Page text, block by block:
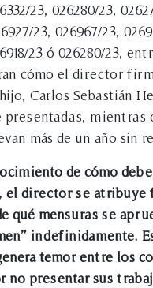
23, 026280/23,
23, 026967/23,
23 ó 026280/23,
cómo el director
Carlos Sebastián
presentadas, mientras
más de un año sin
de cómo
el director se atribuye
qué mensuras se
indefinidamente.
temor entre los
no presentar sus